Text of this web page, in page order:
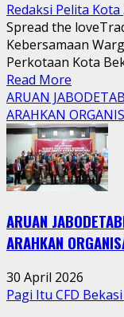
Redaksi Pelita Kota
Spread the
Kebersamaan
Perkotaan Kota
Read More
more
about
Tradisi
Sedekah
Bumi
Hidupkan
Warga
di
Tengah
Aktivitas
ARUAN
ARAHKAN
ARUAN
ARAHKAN
30 April 2026
Pagi Itu CFD